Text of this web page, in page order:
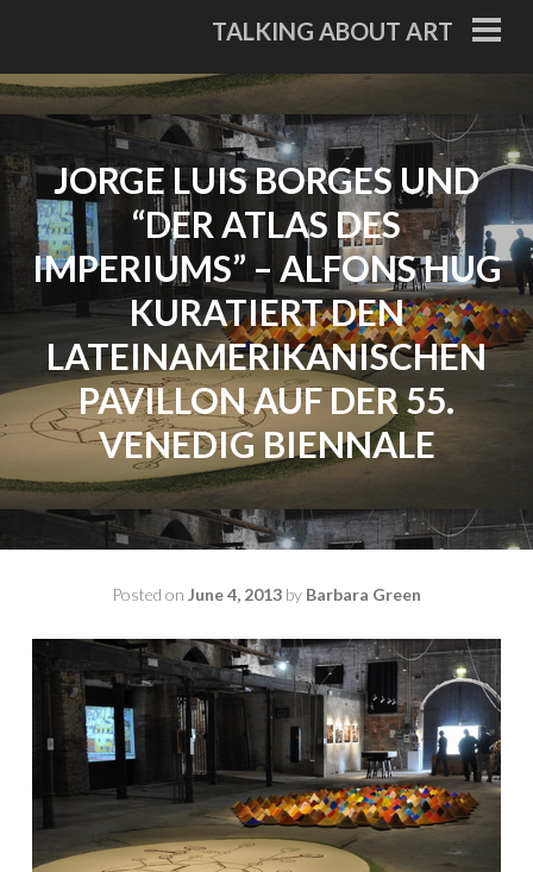
content
TALKING ABOUT ART
JORGE LUIS BORGES UND
“DER ATLAS DES
IMPERIUMS” – ALFONS HUG
KURATIERT DEN
LATEINAMERIKANISCHEN
PAVILLON AUF DER 55.
VENEDIG BIENNALE
Posted on June 4, 2013 by Barbara Green